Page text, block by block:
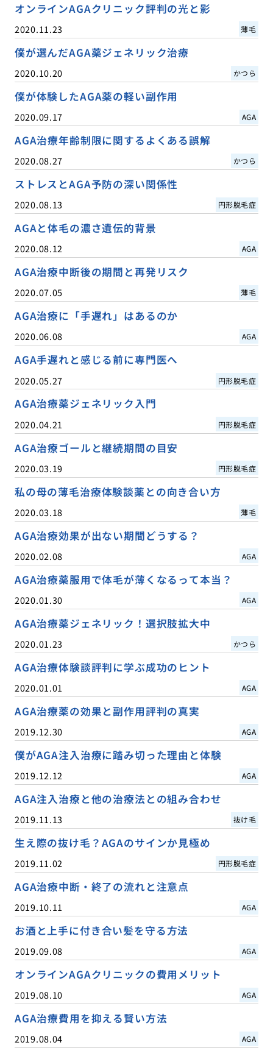
オンラインAGAクリニック評判の光と影
2020.11.23 薄毛
僕が選んだAGA薬ジェネリック治療
2020.10.20 かつら
僕が体験したAGA薬の軽い副作用
2020.09.17 AGA
AGA治療年齢制限に関するよくある誤解
2020.08.27 かつら
ストレスとAGA予防の深い関係性
2020.08.13 円形脱毛症
AGAと体毛の濃さ遺伝的背景
2020.08.12 AGA
AGA治療中断後の期間と再発リスク
2020.07.05 薄毛
AGA治療に「手遅れ」はあるのか
2020.06.08 AGA
AGA手遅れと感じる前に専門医へ
2020.05.27 円形脱毛症
AGA治療薬ジェネリック入門
2020.04.21 円形脱毛症
AGA治療ゴールと継続期間の目安
2020.03.19 円形脱毛症
私の母の薄毛治療体験談薬との向き合い方
2020.03.18 薄毛
AGA治療効果が出ない期間どうする？
2020.02.08 AGA
AGA治療薬服用で体毛が薄くなるって本当？
2020.01.30 AGA
AGA治療薬ジェネリック！選択肢拡大中
2020.01.23 かつら
AGA治療体験談評判に学ぶ成功のヒント
2020.01.01 AGA
AGA治療薬の効果と副作用評判の真実
2019.12.30 AGA
僕がAGA注入治療に踏み切った理由と体験
2019.12.12 AGA
AGA注入治療と他の治療法との組み合わせ
2019.11.13 抜け毛
生え際の抜け毛？AGAのサインか見極め
2019.11.02 円形脱毛症
AGA治療中断・終了の流れと注意点
2019.10.11 AGA
お酒と上手に付き合い髪を守る方法
2019.09.08 AGA
オンラインAGAクリニックの費用メリット
2019.08.10 AGA
AGA治療費用を抑える賢い方法
2019.08.04 AGA